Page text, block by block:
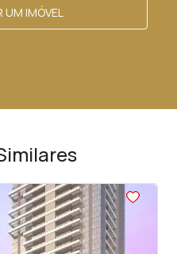
UM IMÓVEL